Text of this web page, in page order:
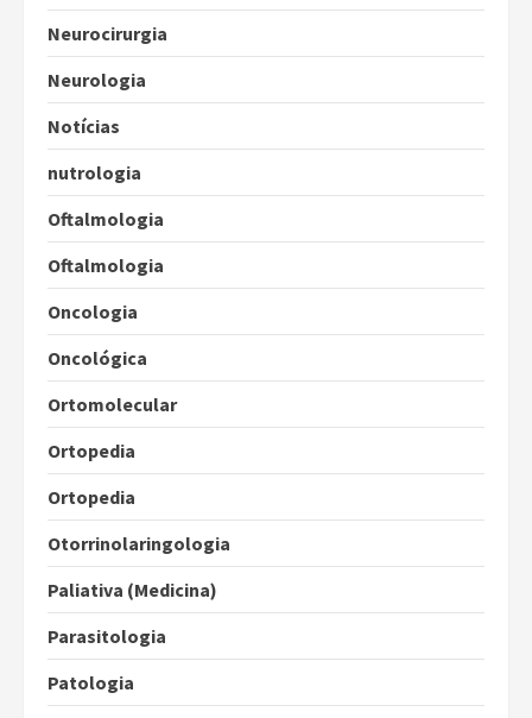
Neurocirurgia
Neurologia
Notícias
nutrologia
Oftalmologia
Oftalmologia
Oncologia
Oncológica
Ortomolecular
Ortopedia
Ortopedia
Otorrinolaringologia
Paliativa (Medicina)
Parasitologia
Patologia